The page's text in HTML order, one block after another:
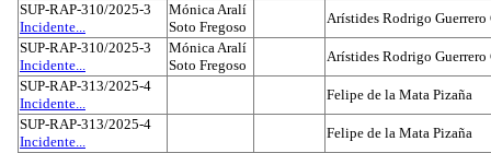
SUP-RAP-310/2025-3
Incidente...
Mónica Aralí
Soto Fregoso
Arístides Rodrigo Guerrero
SUP-RAP-310/2025-3
Incidente...
Mónica Aralí
Soto Fregoso
Arístides Rodrigo Guerrero
SUP-RAP-313/2025-4
Incidente...
Felipe de la Mata Pizaña
SUP-RAP-313/2025-4
Incidente...
Felipe de la Mata Pizaña